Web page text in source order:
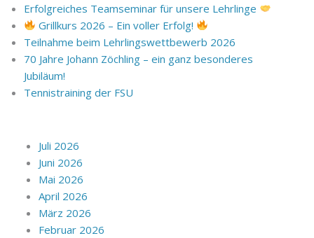
Erfolgreiches Teamseminar für unsere Lehrlinge
Grillkurs 2026 – Ein voller Erfolg!
Teilnahme beim Lehrlingswettbewerb 2026
70 Jahre Johann Zöchling – ein ganz besonderes
Jubiläum!
Tennistraining der FSU
Juli 2026
Juni 2026
Mai 2026
April 2026
März 2026
Februar 2026